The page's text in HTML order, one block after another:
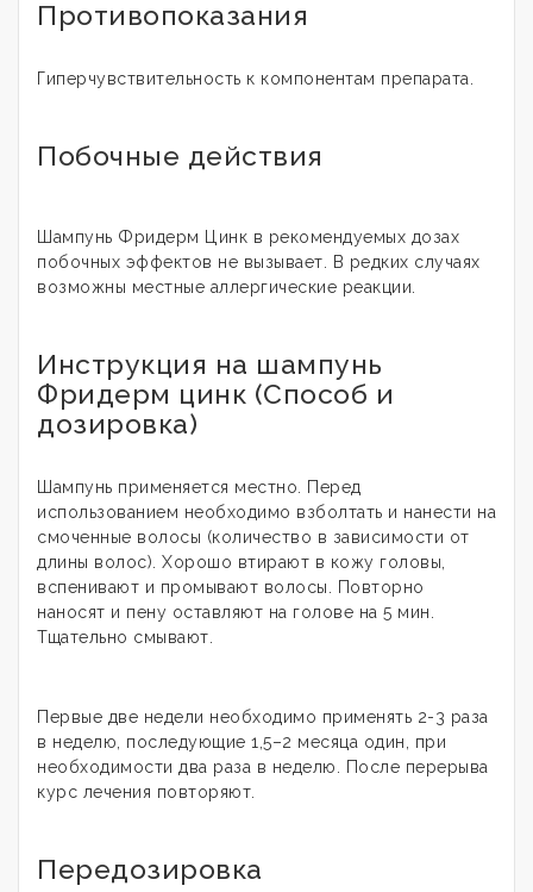
Противопоказания
Гиперчувствительность к компонентам препарата.
Побочные действия
Шампунь Фридерм Цинк в рекомендуемых дозах
побочных эффектов не вызывает. В редких случаях
возможны местные аллергические реакции.
Инструкция на шампунь
Фридерм цинк (Способ и
дозировка)
Шампунь применяется местно. Перед
использованием необходимо взболтать и нанести на
смоченные волосы (количество в зависимости от
длины волос). Хорошо втирают в кожу головы,
вспенивают и промывают волосы. Повторно
наносят и пену оставляют на голове на 5 мин.
Тщательно смывают.
Первые две недели необходимо применять 2-3 раза
в неделю, последующие 1,5–2 месяца один, при
необходимости два раза в неделю. После перерыва
курс лечения повторяют.
Передозировка